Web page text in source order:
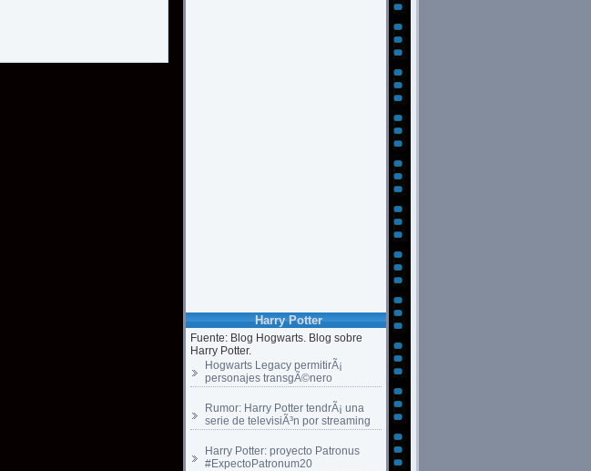
Harry Potter
Fuente: Blog Hogwarts. Blog sobre
Harry Potter.
Hogwarts Legacy permitirÃ¡
personajes transgÃ©nero
Rumor: Harry Potter tendrÃ¡ una
serie de televisiÃ³n por streaming
Harry Potter: proyecto Patronus
#ExpectoPatronum20